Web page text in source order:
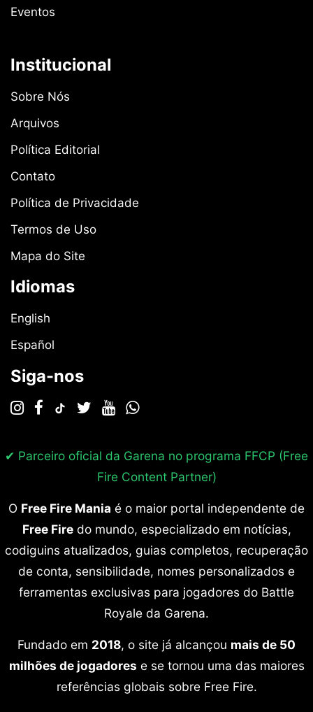
Eventos
Institucional
Sobre Nós
Arquivos
Política Editorial
Contato
Política de Privacidade
Termos de Uso
Mapa do Site
Idiomas
English
Español
Siga-nos
✔ Parceiro oficial da Garena no programa FFCP (Free
Fire Content Partner)
O Free Fire Mania é o maior portal independente de
Free Firedo mundo, especializado em notícias,
codiguins atualizados, guias completos, recuperação
de conta, sensibilidade, nomes personalizados e
ferramentas exclusivas para jogadores do Battle
Royale da Garena.
Fundado em 2018, o site já alcançou mais de 50
milhões de jogadores e se tornou uma das maiores
referências globais sobre Free Fire.